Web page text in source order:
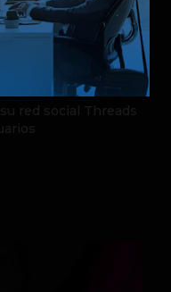
red social Threads